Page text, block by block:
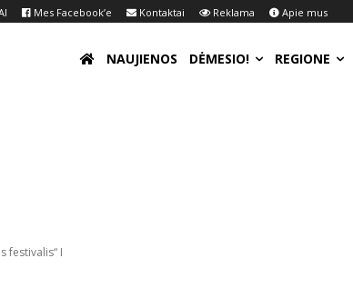
Mes Facebook’e Kontaktai Reklama Apie mus
NAUJIENOS DĖMESIO! REGIONE
festivalis“ I